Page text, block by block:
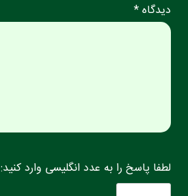
دیدگاه *
لطفا پاسخ را به عدد انگلیسی وارد کنید: